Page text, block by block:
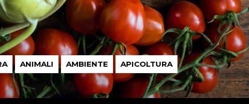
ANIMALI AMBIENTE APICOLTURA